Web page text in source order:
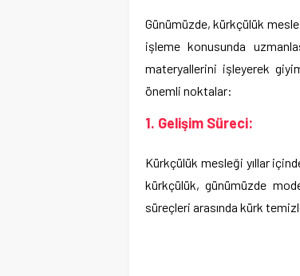
Günümüzde, kürkçülük
işleme konusunda
materyallerini işleyerek
önemli noktalar:
1. Gelişim Süreci:
Kürkçülük mesleği yıllar
kürkçülük, günümüzde
süreçleri arasında kürk